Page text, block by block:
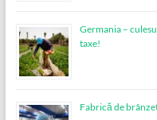
Germania –
taxe!
Fabrică de